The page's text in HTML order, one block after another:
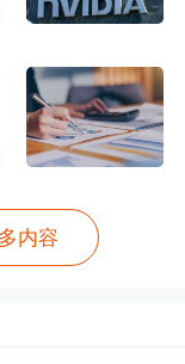
高工产业研
年中国灵巧
随着人形机
内容